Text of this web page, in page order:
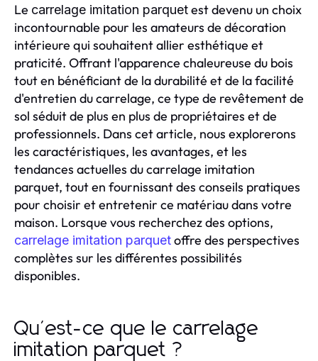
Le carrelage imitation parquetest devenu un choix
incontournable pour les amateurs de décoration
intérieure qui souhaitent allier esthétique et
praticité. Offrant l'apparence chaleureuse du bois
tout en bénéficiant de la durabilité et de la facilité
d'entretien du carrelage, ce type de revêtement de
sol séduit de plus en plus de propriétaires et de
professionnels. Dans cet article, nous explorerons
les caractéristiques, les avantages, et les
tendances actuelles du carrelage imitation
parquet, tout en fournissant des conseils pratiques
pour choisir et entretenir ce matériau dans votre
maison. Lorsque vous recherchez des options,
carrelage imitation parquetoffre des perspectives
complètes sur les différentes possibilités
disponibles.
Qu'est-ce que le carrelage
imitation parquet ?